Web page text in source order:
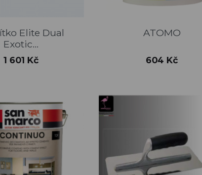
Rychlý náhled
Elite Dual
Exotic...
Cena
1 601 Kč
Rychlý náhled
ATOMO
Cena
604 Kč